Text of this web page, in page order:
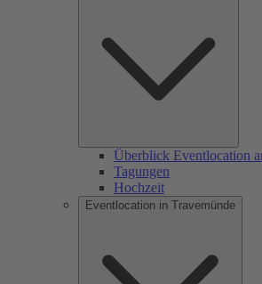
Überblick Eventlocation
Tagungen
Hochzeit
Eventlocation in Travemünde